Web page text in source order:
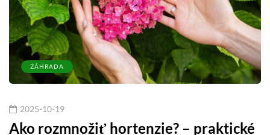
ZÁHRADA
2025-10-19
Ako rozmnožiť hortenzie? – praktické